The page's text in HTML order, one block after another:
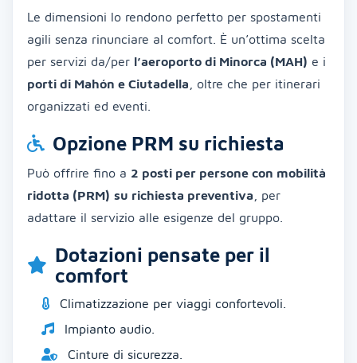
Le dimensioni lo rendono perfetto per spostamenti
agili senza rinunciare al comfort. È un’ottima scelta
per servizi da/per l’aeroporto di Minorca (MAH) e i
porti di Mahón e Ciutadella , oltre che per itinerari
organizzati ed eventi.
Opzione PRM su richiesta
Può offrire fino a 2 posti per persone con mobilità
ridotta (PRM) su richiesta preventiva , per
adattare il servizio alle esigenze del gruppo.
Dotazioni pensate per il
comfort
Climatizzazione per viaggi confortevoli.
Impianto audio.
Cinture di sicurezza.